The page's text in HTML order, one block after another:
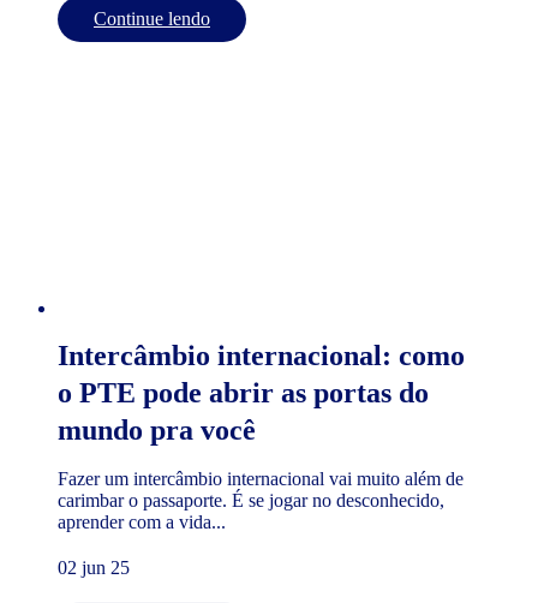
Continue lendo
Intercâmbio internacional: como
o PTE pode abrir as portas do
mundo pra você
Fazer um intercâmbio internacional vai muito além de
carimbar o passaporte. É se jogar no desconhecido,
aprender com a vida...
02 jun 25